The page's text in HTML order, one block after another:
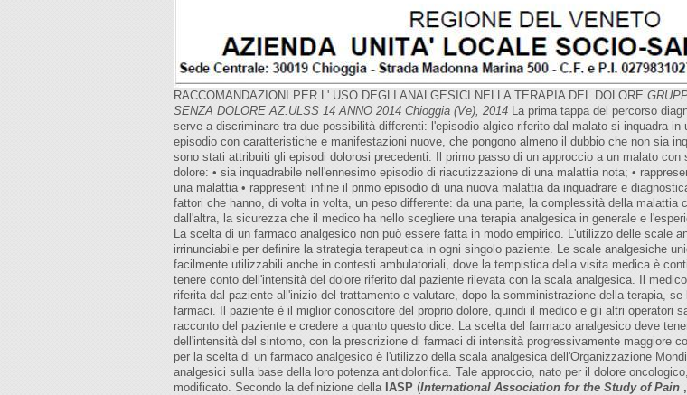
RACCOMANDAZIONI PER L' USO DEGLI ANALGESICI NELLA TERAPIA DEL DOLORE
SENZA DOLORE AZ.ULSS 14ANNO 2014 Chioggia (Ve), 2014 La prima tappa del percorso
serve a discriminare tra due possibilità differenti: l'episodio algico riferito dal malato si inquadra
episodio con caratteristiche e manifestazioni nuove, che pongono almeno il dubbio che non sia
sono stati attribuiti gli episodi dolorosi precedenti. Il primo passo di un approccio a un malato
dolore: • sia inquadrabile nell'ennesimo episodio di riacutizzazione di una malattia nota; •
una malattia • rappresenti infine il primo episodio di una nuova malattia da inquadrare e
fattori che hanno, di volta in volta, un peso differente: da una parte, la complessità della malattia
dall'altra, la sicurezza che il medico ha nello scegliere una terapia analgesica in generale e
La scelta di un farmaco analgesico non può essere fatta in modo empirico. L'utilizzo delle scale
irrinunciabile per definire la strategia terapeutica in ogni singolo paziente. Le scale analgesiche
facilmente utilizzabili anche in contesti ambulatoriali, dove la tempistica della visita medica è
tenere conto dell'intensità del dolore riferito dal paziente rilevata con la scala analgesica. Il
riferita dal paziente all'inizio del trattamento e valutare, dopo la somministrazione della terapia,
farmaci. Il paziente è il miglior conoscitore del proprio dolore, quindi il medico e gli altri operatori
racconto del paziente e credere a quanto questo dice. La scelta del farmaco analgesico deve
dell'intensità del sintomo, con la prescrizione di farmaci di intensità progressivamente maggiore
per la scelta di un farmaco analgesico è l'utilizzo della scala analgesica dell'Organizzazione
analgesici sulla base della loro potenza antidolorifica. Tale approccio, nato per il dolore
modificato. Secondo la definizione della IASP (International Association for the Study of Pain